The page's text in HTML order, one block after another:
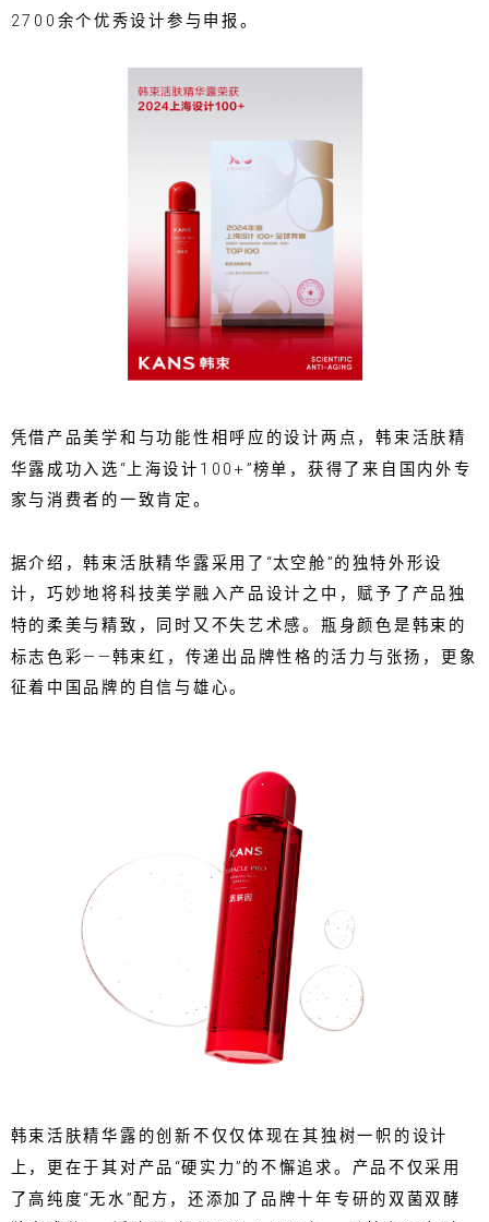
2700余个优秀设计参与申报。
凭借产品美学和与功能性相呼应的设计两点，韩束活肤精
华露成功入选“上海设计100+”榜单，获得了来自国内外专
家与消费者的一致肯定。
据介绍，韩束活肤精华露采用了“太空舱”的独特外形设
计，巧妙地将科技美学融入产品设计之中，赋予了产品独
特的柔美与精致，同时又不失艺术感。瓶身颜色是韩束的
标志色彩——韩束红，传递出品牌性格的活力与张扬，更象
征着中国品牌的自信与雄心。
韩束活肤精华露的创新不仅仅体现在其独树一帜的设计
上，更在于其对产品“硬实力”的不懈追求。产品不仅采用
了高纯度“无水”配方，还添加了品牌十年专研的双菌双酵